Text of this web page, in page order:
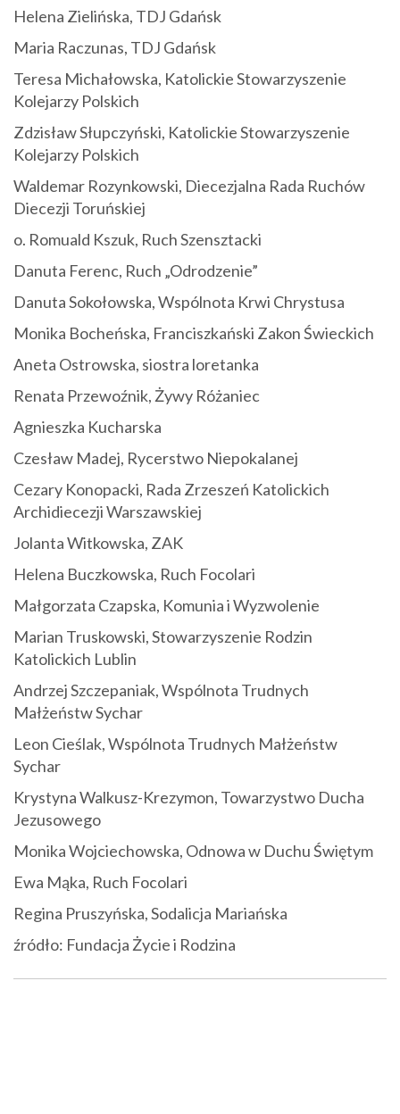
Helena Zielińska, TDJ Gdańsk
Maria Raczunas, TDJ Gdańsk
Teresa Michałowska, Katolickie Stowarzyszenie
Kolejarzy Polskich
Zdzisław Słupczyński, Katolickie Stowarzyszenie
Kolejarzy Polskich
Waldemar Rozynkowski, Diecezjalna Rada Ruchów
Diecezji Toruńskiej
o. Romuald Kszuk, Ruch Szensztacki
Danuta Ferenc, Ruch „Odrodzenie”
Danuta Sokołowska, Wspólnota Krwi Chrystusa
Monika Bocheńska, Franciszkański Zakon Świeckich
Aneta Ostrowska, siostra loretanka
Renata Przewoźnik, Żywy Różaniec
Agnieszka Kucharska
Czesław Madej, Rycerstwo Niepokalanej
Cezary Konopacki, Rada Zrzeszeń Katolickich
Archidiecezji Warszawskiej
Jolanta Witkowska, ZAK
Helena Buczkowska, Ruch Focolari
Małgorzata Czapska, Komunia i Wyzwolenie
Marian Truskowski, Stowarzyszenie Rodzin
Katolickich Lublin
Andrzej Szczepaniak, Wspólnota Trudnych
Małżeństw Sychar
Leon Cieślak, Wspólnota Trudnych Małżeństw
Sychar
Krystyna Walkusz-Krezymon, Towarzystwo Ducha
Jezusowego
Monika Wojciechowska, Odnowa w Duchu Świętym
Ewa Mąka, Ruch Focolari
Regina Pruszyńska, Sodalicja Mariańska
źródło: Fundacja Życie i Rodzina